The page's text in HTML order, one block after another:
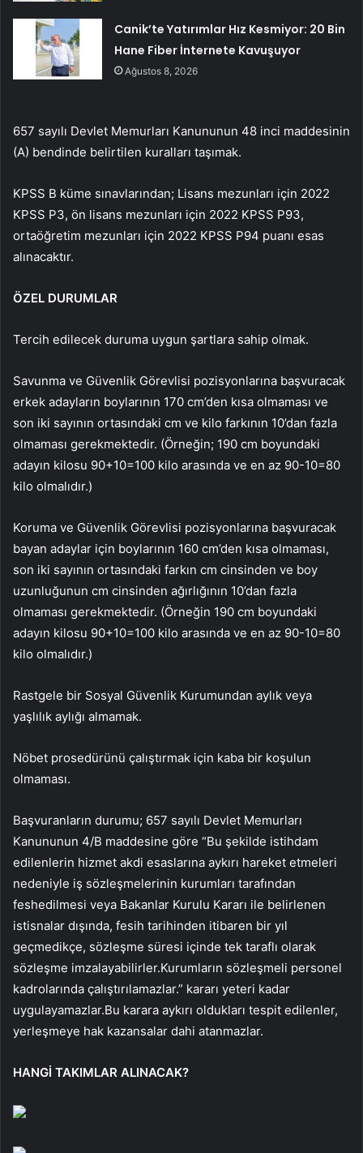
Canik’te Yatırımlar Hız Kesmiyor: 20 Bin
Hane Fiber İnternete Kavuşuyor
Ağustos 8, 2026
657 sayılı Devlet Memurları Kanununun 48 inci maddesinin
(A) bendinde belirtilen kuralları taşımak.
KPSS B küme sınavlarından; Lisans mezunları için 2022
KPSS P3, ön lisans mezunları için 2022 KPSS P93,
ortaöğretim mezunları için 2022 KPSS P94 puanı esas
alınacaktır.
ÖZEL DURUMLAR
Tercih edilecek duruma uygun şartlara sahip olmak.
Savunma ve Güvenlik Görevlisi pozisyonlarına başvuracak
erkek adayların boylarının 170 cm’den kısa olmaması ve
son iki sayının ortasındaki cm ve kilo farkının 10’dan fazla
olmaması gerekmektedir. (Örneğin; 190 cm boyundaki
adayın kilosu 90+10=100 kilo arasında ve en az 90-10=80
kilo olmalıdır.)
Koruma ve Güvenlik Görevlisi pozisyonlarına başvuracak
bayan adaylar için boylarının 160 cm’den kısa olmaması,
son iki sayının ortasındaki farkın cm cinsinden ve boy
uzunluğunun cm cinsinden ağırlığının 10’dan fazla
olmaması gerekmektedir. (Örneğin 190 cm boyundaki
adayın kilosu 90+10=100 kilo arasında ve en az 90-10=80
kilo olmalıdır.)
Rastgele bir Sosyal Güvenlik Kurumundan aylık veya
yaşlılık aylığı almamak.
Nöbet prosedürünü çalıştırmak için kaba bir koşulun
olmaması.
Başvuranların durumu; 657 sayılı Devlet Memurları
Kanununun 4/B maddesine göre “Bu şekilde istihdam
edilenlerin hizmet akdi esaslarına aykırı hareket etmeleri
nedeniyle iş sözleşmelerinin kurumları tarafından
feshedilmesi veya Bakanlar Kurulu Kararı ile belirlenen
istisnalar dışında, fesih tarihinden itibaren bir yıl
geçmedikçe, sözleşme süresi içinde tek taraflı olarak
sözleşme imzalayabilirler.Kurumların sözleşmeli personel
kadrolarında çalıştırılamazlar.” kararı yeteri kadar
uygulayamazlar.Bu karara aykırı oldukları tespit edilenler,
yerleşmeye hak kazansalar dahi atanmazlar.
HANGİ TAKIMLAR ALINACAK?